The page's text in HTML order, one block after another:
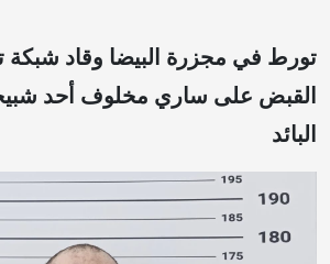
تورط في مجزرة البيضا وقاد شبكة
القبض على ساري مخلوف أحد
البائد